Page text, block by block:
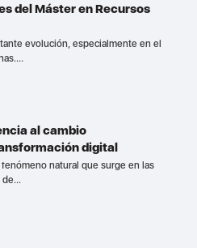
del Máster en Recursos
evolución, especialmente en el
al cambio
digital
natural que surge en las
de...